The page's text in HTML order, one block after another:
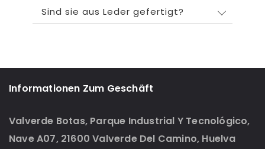
Sind sie aus Leder gefertigt?
Informationen Zum Geschäft
Valverde Botas, Parque Industrial Y Tecnológico,
Nave A07, 21600 Valverde Del Camino, Huelva